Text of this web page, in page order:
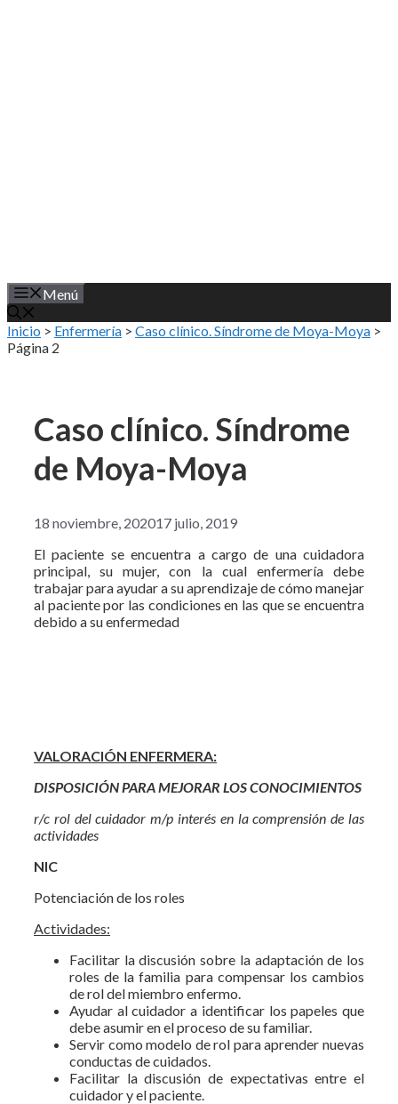
Menú
Inicio > Enfermería > Caso clínico. Síndrome de Moya-Moya >
Página 2
Caso clínico. Síndrome
de Moya-Moya
18 noviembre, 202017 julio, 2019
El paciente se encuentra a cargo de una cuidadora
principal, su mujer, con la cual enfermería debe
trabajar para ayudar a su aprendizaje de cómo manejar
al paciente por las condiciones en las que se encuentra
debido a su enfermedad
VALORACIÓN ENFERMERA:
DISPOSICIÓN PARA MEJORAR LOS CONOCIMIENTOS
r/c rol del cuidador m/p interés en la comprensión de las
actividades
NIC
Potenciación de los roles
Actividades:
Facilitar la discusión sobre la adaptación de los
roles de la familia para compensar los cambios
de rol del miembro enfermo.
Ayudar al cuidador a identificar los papeles que
debe asumir en el proceso de su familiar.
Servir como modelo de rol para aprender nuevas
conductas de cuidados.
Facilitar la discusión de expectativas entre el
cuidador y el paciente.